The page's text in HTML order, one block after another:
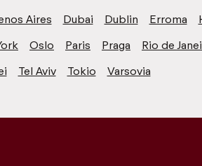
Aires Dubai Dublin Erroma
Oslo Paris Praga Rio de
Tel Aviv Tokio Varsovia